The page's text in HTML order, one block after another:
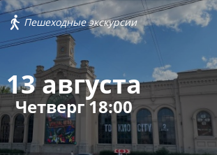
Пешеходные экскурсии
13 августа
Четверг 18:00